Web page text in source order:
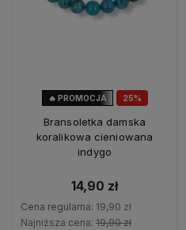
25%
🔥 PROMOCJA
Bransoletka damska
koralikowa cieniowana
indygo
14,90 zł
Cena regularna: 19,90 zł
Najniższa cena: 19,90 zł